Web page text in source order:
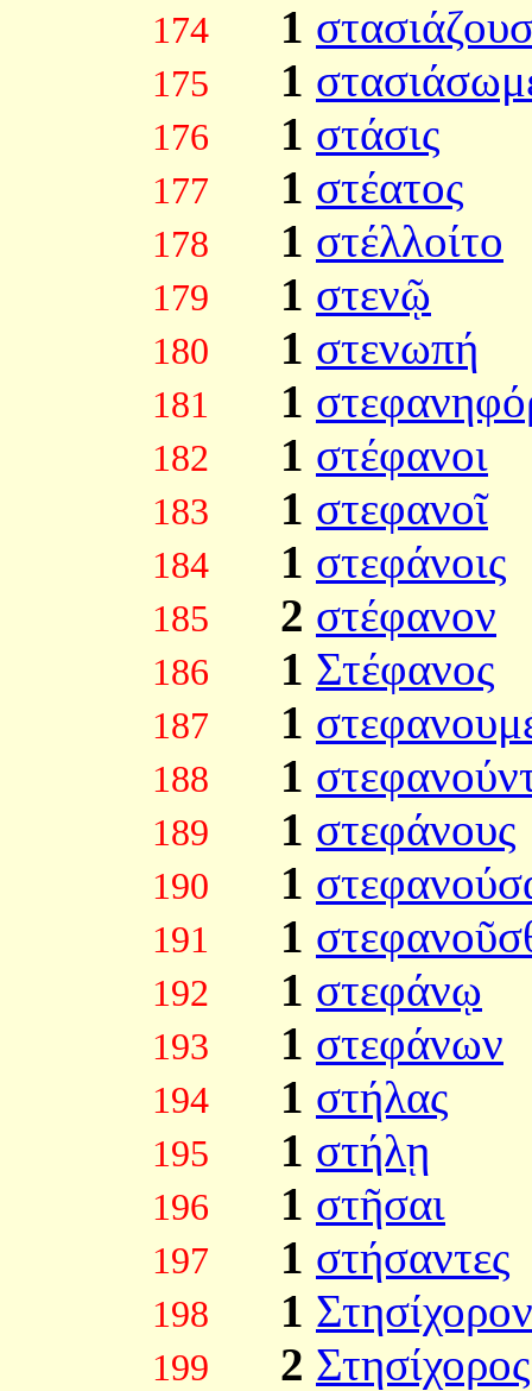
174 1
175 1
176 1 στάσις
177 1 στέατος
178 1 στέλλοίτο
179 1 στενῷ
180 1 στενωπή
181 1
182 1 στέφανοι
183 1 στεφανοῖ
184 1 στεφάνοις
185 2 στέφανον
186 1 Στέφανος
187 1
188 1
189 1 στεφάνους
190 1
191 1
192 1 στεφάνῳ
193 1 στεφάνων
194 1 στήλας
195 1 στήλῃ
196 1 στῆσαι
197 1 στήσαντες
198 1 Στησίχορον
199 2 Στησίχορος